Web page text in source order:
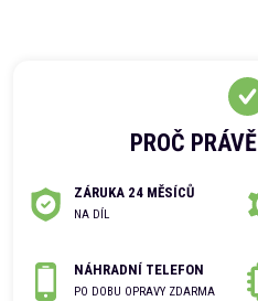
PROČ PRÁVĚ
ZÁRUKA 24 MĚSÍCŮ
NA DÍL
NÁHRADNÍ TELEFON
PO DOBU OPRAVY ZDARMA